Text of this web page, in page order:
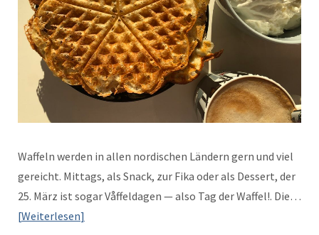
Waf­feln wer­den in allen nordis­chen Län­dern gern und viel
gere­icht. Mit­tags, als Snack, zur Fika oder als Dessert, der
25. März ist sog­ar Våf­felda­gen — also Tag der Waf­fel!. Die…
Weit­er­lesen